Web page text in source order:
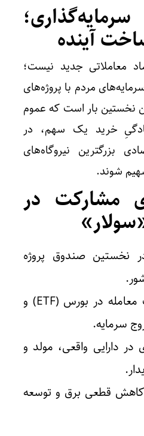
آینده
معاملاتی جدید نیست؛
مردم با پروژه‌های
نخستین بار است که عموم
خرید یک سهم، در
بزرگترین نیروگاه‌های
شوند.
مشارکت در
نخستین صندوق پروژه
معامله در بورس (ETF) و
سرمایه.
در دارایی واقعی، مولد و
قطعی برق و توسعه